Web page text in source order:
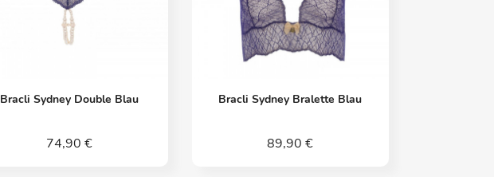
Vorschau
Bracli Sydney Double Blau
74,90 €
Vorschau
Bracli Sydney Bralette Blau
89,90 €